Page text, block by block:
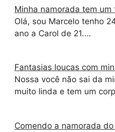
Minha namorada tem um
Olá, sou Marcelo tenho
ano a Carol de 21.…
Fantasias loucas com
Nossa você não sai da
muito linda e tem um
Comendo a namorada